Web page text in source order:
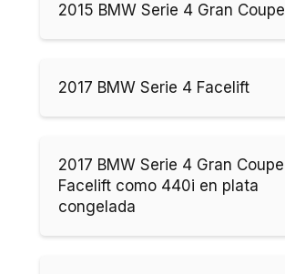
2015 BMW Serie 4 Gran Coupe
2017 BMW Serie 4 Facelift
2017 BMW Serie 4 Gran Coupe
Facelift como 440i en plata
congelada